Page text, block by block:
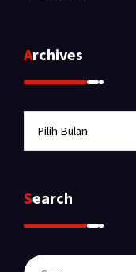
Archives
Search
Pencarian